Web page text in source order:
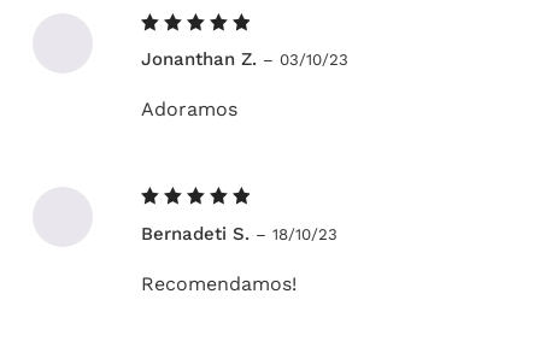
5de 5
Jonanthan Z. – 03/10/23
Adoramos
5de 5
Bernadeti S. – 18/10/23
Recomendamos!